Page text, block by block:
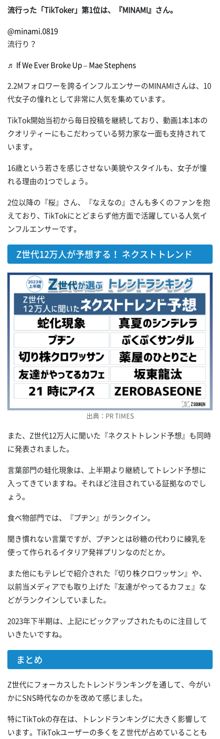
流行った「TikToker」第1位は、『MINAMI』さん。
@minami.0819
流行り？
♬ If We Ever Broke Up – Mae Stephens
2.2Mフォロワーを誇るインフルエンサーのMINAMIさんは、10
代女子の憧れとして非常に人気を集めています。
TikTok開始当初から毎日投稿を継続しており、動画1本1本の
クオリティーにもこだわっている努力家な一面も支持されて
います。
16歳という若さを感じさせない美貌やスタイルも、女子が憧
れる理由の1つでしょう。
2位以降の『桜』さん、『なえなの』さんも多くのファンを抱
えており、TikTokにとどまらず他方面で活躍している人気イ
ンフルエンサーです。
Z世代12万人が予想する！ ネクストトレンド
出典：PR TIMES
また、Z世代12万人に聞いた『ネクストトレンド予想』も同時
に発表されました。
言葉部門の蛙化現象は、上半期より継続してトレンド予想に
入ってきていますね。それほど注目されている証拠なのでし
ょう。
食べ物部門では、『プヂン』がランクイン。
聞き慣れない言葉ですが、プヂンとは砂糖の代わりに練乳を
使って作られるイタリア発祥プリンなのだとか。
また他にもテレビで紹介された『切り株クロワッサン』や、
以前当メディアでも取り上げた『友達がやってるカフェ』な
どがランクインしていました。
2023年下半期は、上記にピックアップされたものに注目して
いきたいですね。
まとめ
Z世代にフォーカスしたトレンドランキングを通して、今がい
かにSNS時代なのかを改めて感じました。
特にTikTokの存在は、トレンドランキングに大きく影響して
います。TikTokユーザーの多くをＺ世代が占めていることも